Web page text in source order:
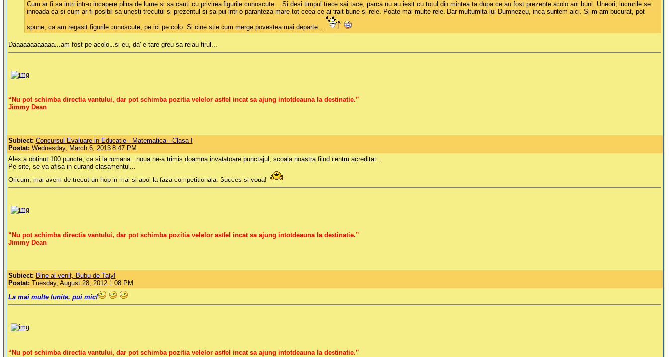
Cum ar fi sa intri intr-o incapere plina de lume si sa cauti cu privirea figurile cunoscute....Si desi timpul trece sai tace, parca nu au iesit cu totul din mintea ta dupa ce au fost prezente acolo ani buni. Uneori, lucrurile se
innoada ca si cum ar fi posibil sa unesti trecutul si prezentul si sa pui intr-o paranteza mare tot ceea ce ai trait bune si rele. Poate mai multe rele. Dar multumita lui Dumnezeu, inca suntem aici. Si m-am bucurat, pot
spune, ca am regasit figurile cunoscute, pe ici pe colo. Si cine stie cum merge povestea mai departe....
Daaaaaaaaaaaa...am fost pe-acolo...si eu, da' e tare greu sa reiau firul...
“Nu pot schimba directia vantului, dar pot schimba pozitia velelor astfel incat sa ajung intotdeauna la destinatie.”
Jimmy Dean
Subiect: Concursul Evaluare in Educatie - Matematica - Clasa I
Postat: Wednesday, March 6, 2013 8:47 PM
Alex a obtinut 100 puncte, ca si la romana...noua ne-a trimis doamna invatatoare punctajul, scoala noastra fiind centru acreditat...
Pe site, se va afisa in curand clasamentul...
Oricum, mai avem de trecut un hop in mai si-apoi la faza competitionala. Succes si voua!
“Nu pot schimba directia vantului, dar pot schimba pozitia velelor astfel incat sa ajung intotdeauna la destinatie.”
Jimmy Dean
Subiect: Bine ai venit, Bubu de Taty!
Postat: Tuesday, August 28, 2012 1:08 PM
La mai multe lunite, pui mic!
“Nu pot schimba directia vantului, dar pot schimba pozitia velelor astfel incat sa ajung intotdeauna la destinatie.”